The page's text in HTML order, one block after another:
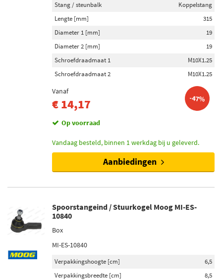
Stang / steunbalk
Koppelstang
Lengte [mm]
315
Diameter 1 [mm]
19
Diameter 2 [mm]
19
Schroefdraadmaat 1
M10X1.25
Schroefdraadmaat 2
M10X1.25
Vanaf
€ 14,17 -47%
Op voorraad
Vandaag besteld, binnen 1 werkdag bij u geleverd.
Aanbiedingen
Spoorstangeind / Stuurkogel Moog MI-ES-
10840
Box
MI-ES-10840
Verpakkingshoogte [cm]
6,5
Verpakkingsbreedte [cm]
8,5